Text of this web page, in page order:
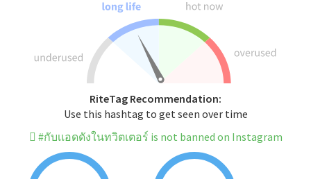
RiteTag Recommendation:
Use this hashtag to get seen over time
#กับเเอดดังในทวิตเตอร์ is not banned on Instagram